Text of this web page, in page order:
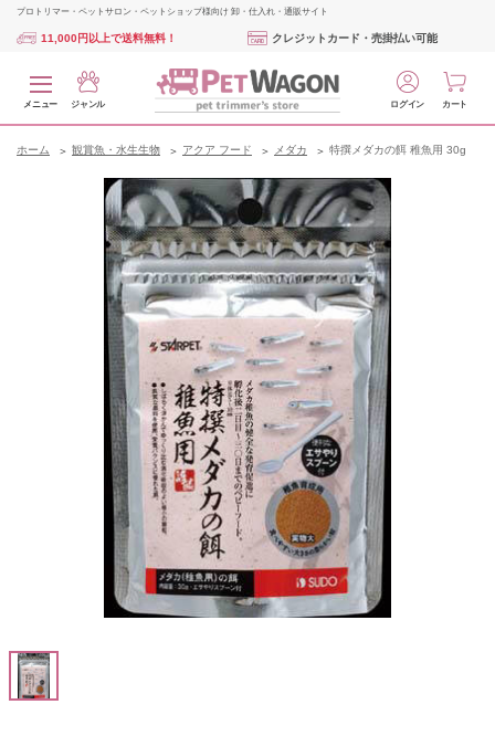
プロトリマー・ペットサロン・ペットショップ様向け 卸・仕入れ・通販サイト
11,000円以上で送料無料！ クレジットカード・売掛払い可能
メニュー ジャンル ログイン カート
ホーム 観賞魚・水生生物 アクア フード メダカ 特撰メダカの餌 稚魚用 30g